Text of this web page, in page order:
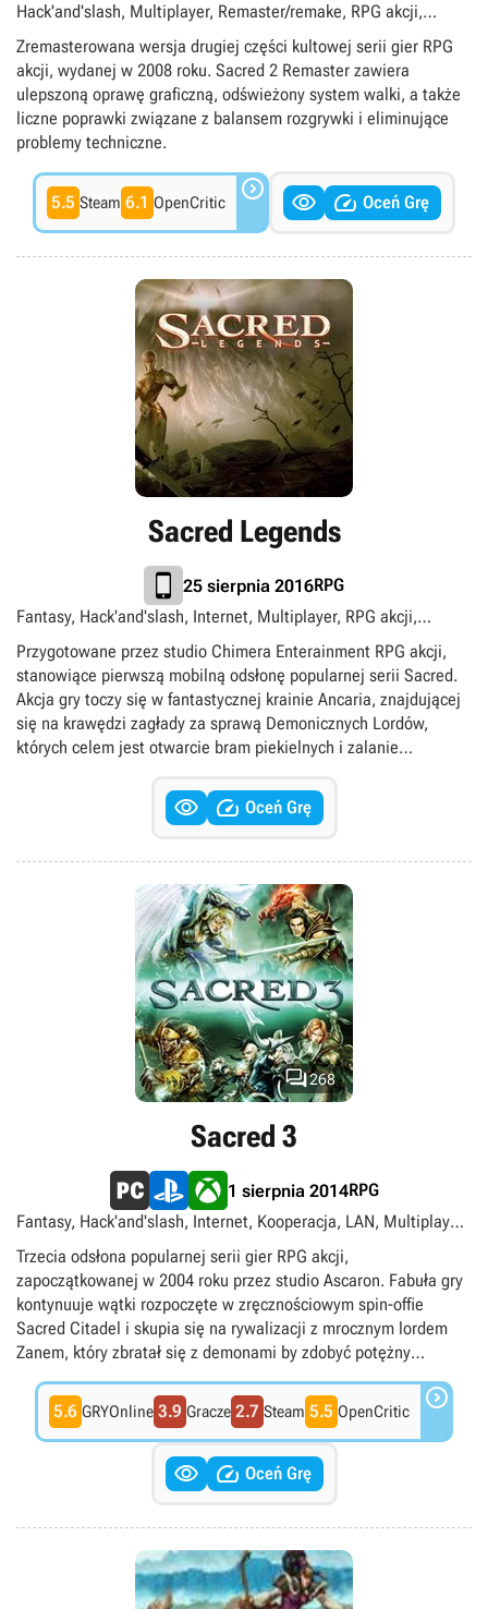
Hack'and'slash, Multiplayer, Remaster/remake, RPG akcji,
Singleplayer, Widok izometryczny, singleplayer, multiplayer
Zremasterowana wersja drugiej części kultowej serii gier RPG
akcji, wydanej w 2008 roku. Sacred 2 Remaster zawiera
ulepszoną oprawę graficzną, odświeżony system walki, a także
liczne poprawki związane z balansem rozgrywki i eliminujące
problemy techniczne.
5.5 Steam 6.1 OpenCritic    Oceń Grę
Sacred Legends
25 sierpnia 2016RPG
Fantasy, Hack'and'slash, Internet, Multiplayer, RPG akcji,
Singleplayer
Przygotowane przez studio Chimera Enterainment RPG akcji,
stanowiące pierwszą mobilną odsłonę popularnej serii Sacred.
Akcja gry toczy się w fantastycznej krainie Ancaria, znajdującej
się na krawędzi zagłady za sprawą Demonicznych Lordów,
których celem jest otwarcie bram piekielnych i zalanie
Legends jest oczywiście pokrzyżowanie tych niecnych planów.
Wydarzenia w grze obserwujemy z kamery zawieszonej wysoko
wypełnianiu zadań, gromadzeniu doświadczenia oraz
potyczkach z hordami nieprzyjaciół. Do dyspozycji graczy
oddano kilka postaci, dysponujących odmiennym uzbrojeniem i
zdolnościami, a także unikalnymi drzewkami rozwoju. W grze
znalazł się też prosty system craftingu. Kampanię fabularną
Sacred Legends możemy przejść samotnie lub w trybie
kooperacji, a całość uzupełnia możliwość pojedynków PvP z
innymi graczami, rozgrywanych na specjalnie zaprojektowanych
  Oceń Grę
268
Sacred 3
1 sierpnia 2014RPG
Fantasy, Hack'and'slash, Internet, Kooperacja, LAN, Multiplayer,
PS Plus Premium, RPG akcji, Singleplayer
Trzecia odsłona popularnej serii gier RPG akcji,
zapoczątkowanej w 2004 roku przez studio Ascaron. Fabuła gry
kontynuuje wątki rozpoczęte w zręcznościowym spin-offie
Sacred Citadel i skupia się na rywalizacji z mrocznym lordem
Zanem, który zbratał się z demonami by zdobyć potężny
artefakt, otwierający drogę do podziemnego świata. Plany
złoczyńcy postanawia pokrzyżować czwórka nieustraszonych
bohaterów, a cała rozgrywka zaprojektowana została przede
wszystkim pod kątem zabawy w trybie kooperacji. Pod
względem mechaniki Sacred 3 podąża w zupełnie innym
kierunku, niż poprzednie części cyklu – otrzymujemy bowiem
typowego dla serii rozległego i otwartego świata, rozgrywka jest
tu niemal całkowicie liniowa i opiera się na eliminacji kolejnych
5.6 GRYOnline 3.9 Gracze 2.7 Steam 5.5 OpenCritic 
  Oceń Grę